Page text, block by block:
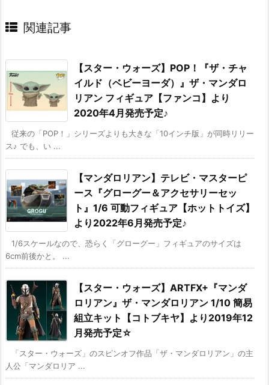
関連記事
【スター・ウォーズ】POP！『ザ・チャ
イルド（ベビーヨーダ）』ザ・マンダロ
リアン フィギュア【ファンコ】より
2020年4月発売予定♪
従来の「POP！」シリーズよりも大きな「10インチ版」が同時リリー
ス♪ でも、い ...
【マンダロリアン】テレビ・マスターピ
ース『グローグー＆アクセサリーセッ
ト』1/6 可動フィギュア【ホットトイズ】
より2022年6月発売予定♪
1/6スケールなので、恐らく「グローグー」フィギュアのサイズは
6cm前後かと。 ...
【スター・ウォーズ】ARTFX+『マンダ
ロリアン』ザ・マンダロリアン 1/10 簡易
組立キット【コトブキヤ】より2019年12
月発売予定☆
「スター・ウォーズ」のスピンオフ作品「ザ・マンダロリアン」の主
人公「マンダロリア ...